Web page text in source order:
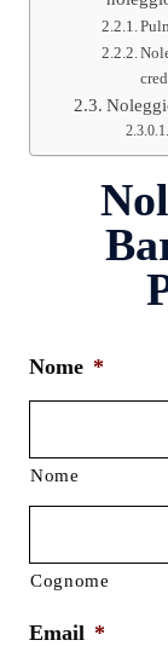
Nome *
Nome
Cognome
Email *